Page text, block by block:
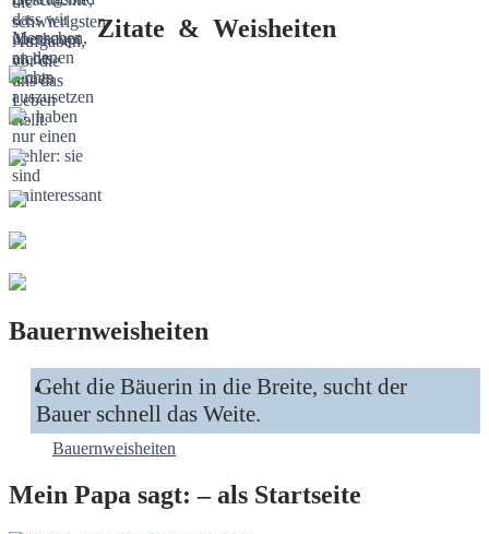
Zitate & Weisheiten
Bauernweisheiten
Geht die Bäuerin in die Breite, sucht der
Bauer schnell das Weite.
Bauernweisheiten
Mein Papa sagt: – als Startseite